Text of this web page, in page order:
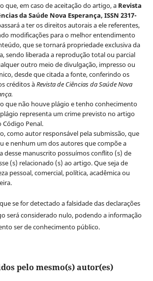
que, em caso de aceitação do artigo, a Revista
da Saúde Nova Esperança, ISSN 2317-
a ter os direitos autorais a ele referentes,
modificações para o melhor entendimento
que se tornará propriedade exclusiva da
sendo liberada a reprodução total ou parcial
outro meio de divulgação, impresso ou
desde que citada a fonte, conferindo os
créditos àRevista de Ciências da Saúde Nova
que não houve plágio e tenho conhecimento
representa um crime previsto no artigo
Código Penal.
como autor responsável pela submissão, que
e nenhum um dos autores que compõe a
desse manuscrito possuímos conflito (s) de
(s) relacionado (s) ao artigo. Que seja de
pessoal, comercial, política, acadêmica ou
se for detectado a falsidade das declarações
será considerado nulo, podendo a informação
ser de conhecimento público.
pelo mesmo(s) autor(es)